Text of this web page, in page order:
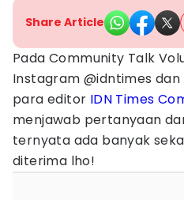
Share Article
Pada Community Talk
Instagram @idntimes
para editor IDN Times
menjawab pertanyaan
ternyata ada banyak
diterima lho!